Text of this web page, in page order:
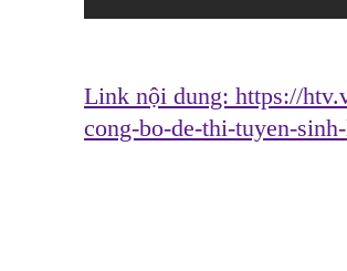
Link nội dung: https://
cong-bo-de-thi-tuyen-